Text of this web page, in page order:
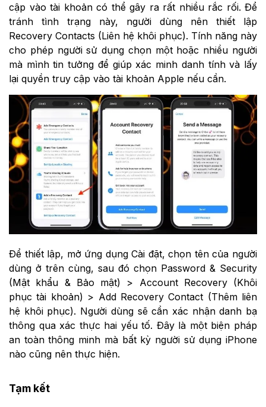
cập vào tài khoản có thể gây ra rất nhiều rắc rối. Để
tránh tình trạng này, người dùng nên thiết lập
Recovery Contacts (Liên hệ khôi phục). Tính năng này
cho phép người sử dụng chọn một hoặc nhiều người
mà mình tin tưởng để giúp xác minh danh tính và lấy
lại quyền truy cập vào tài khoản Apple nếu cần.
Để thiết lập, mở ứng dụng Cài đặt, chọn tên của người
dùng ở trên cùng, sau đó chọn Password & Security
(Mật khẩu & Bảo mật) > Account Recovery (Khôi
phục tài khoản) > Add Recovery Contact (Thêm liên
hệ khôi phục). Người dùng sẽ cần xác nhận danh bạ
thông qua xác thực hai yếu tố. Đây là một biện pháp
an toàn thông minh mà bất kỳ người sử dụng iPhone
nào cũng nên thực hiện.
Tạm kết